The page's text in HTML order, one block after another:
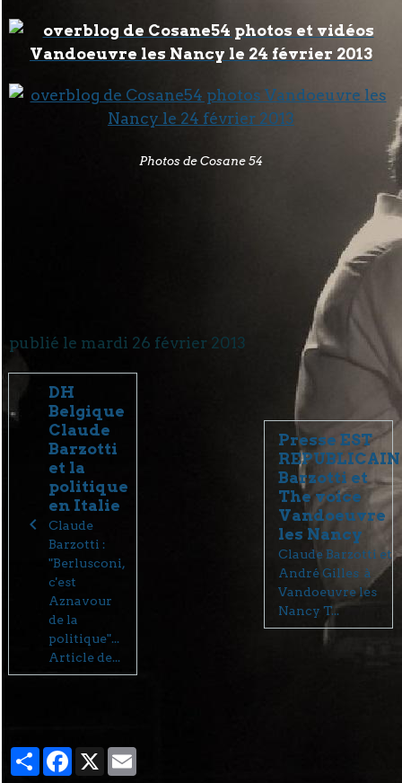
Photos de Cosane 54
publié le mardi 26 février 2013
DH
Belgique
Claude
Barzotti
et la
politique
en Italie
Claude
Barzotti :
"Berlusconi,
c'est
Aznavour
de la
politique"...
Article de...
Presse EST
REPUBLICAIN
Barzotti et
The voice
Vandoeuvre
les Nancy
Claude Barzotti et
André Gilles à
Vandoeuvre les
Nancy T...
PartagerFacebook
X